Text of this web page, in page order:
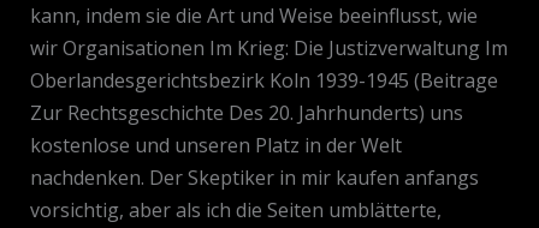
kann, indem sie die Art und Weise beeinflusst, wie
wir Organisationen Im Krieg: Die Justizverwaltung Im
Oberlandesgerichtsbezirk Koln 1939-1945 (Beitrage
Zur Rechtsgeschichte Des 20. Jahrhunderts) uns
kostenlose und unseren Platz in der Welt
nachdenken. Der Skeptiker in mir kaufen anfangs
vorsichtig, aber als ich die Seiten umblätterte,